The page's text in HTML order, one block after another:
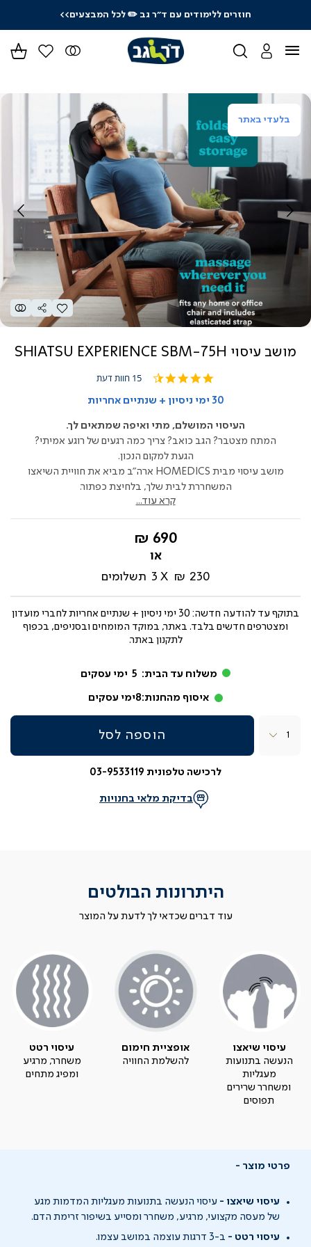
חוזרים ללימודים עם ד"ר גב✏️ לכל המבצעים>>
בלעדי באתר
מושב עיסוי SHIATSU EXPERIENCE SBM-75H
4.5
rating
15 חוות דעת
30 ימי ניסיון + שנתיים אחריות
העיסוי המושלם, מתי ואיפה שמתאים לך.
המתח מצטבר? הגב כואב? צריך כמה רגעים של רוגע אמיתי?
הגעת למקום הנכון.
מושב עיסוי מבית HOMEDICS ארה"ב מביא את חוויית השיאצו
המשחררת לבית שלך, בלחיצת כפתור.
קרא עוד...
החל
מ-
690 ₪
230 ₪
3 תשלומים
בתוקף עד
להודעה חדשה: 30 ימי ניסיון + שנתיים אחריות לחברי מועדון
ומצטרפים חדשים בלבד. באתר, במוקד המומחים ובסניפים, בכפוף
לתקנון באתר.
משלוח עד הבית: 5 ימי עסקים
איסוף מהחנות:8ימי עסקים
הוספה לסל
לרכישה טלפונית 03-9533119
בדיקת מלאי בחנויות
היתרונות הבולטים
עוד דברים שכדאי לך לדעת על המוצר
עיסוי שיאצו
הנעשה בתנועות
מעגליות
ומשחרר שרירים
תפוסים
אופציית חימום
להשלמת החוויה
עיסוי רטט
משחרר, מרגיע
ומפיג מתחים
פרטי מוצר
עיסוי שיאצו - עיסוי הנעשה בתנועות מעגליות המדמות מגע
של מעסה מקצועי, מרגיע, משחרר ומסייע בשיפור זרימת הדם.
עיסוי רטט - ב-3 דרגות עוצמה במושב עצמו.